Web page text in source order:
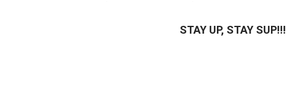
STAY UP, STAY SUP!!!